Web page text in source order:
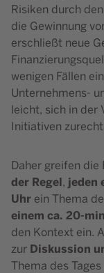
Risiken durch
die Gewinnung
erschließt neue
wenigen Fällen
Unternehmens-
leicht, sich in der
Initiativen
Daher greifen die
der Regel, jeden
Uhr ein Thema
einem ca. 20-
den Kontext ein.
zur Diskussion
Thema des